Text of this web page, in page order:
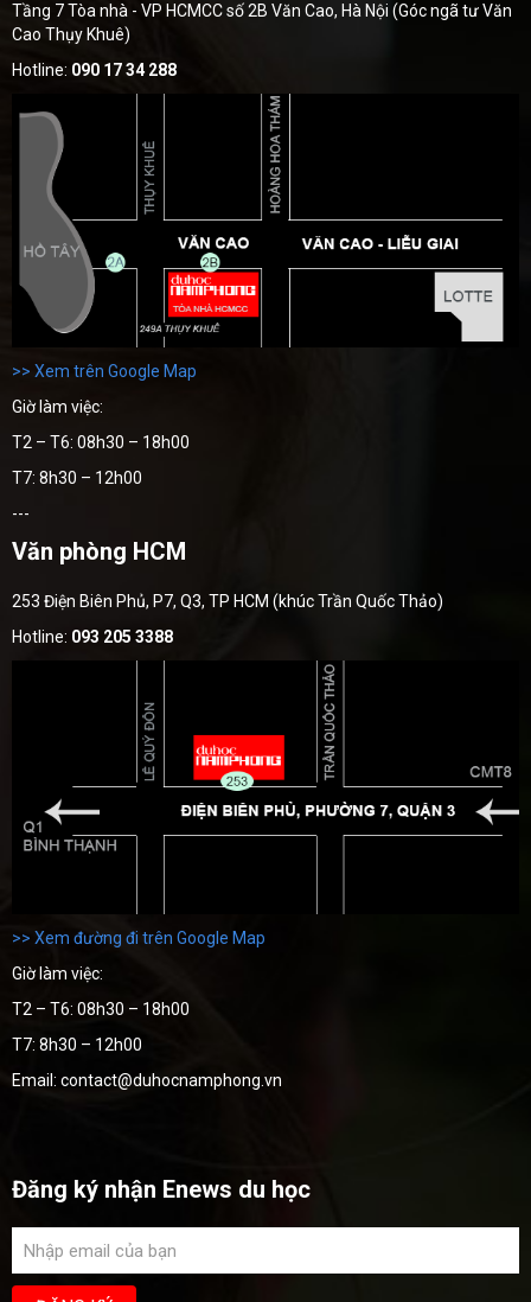
Tầng 7 Tòa nhà - VP HCMCC số 2B Văn Cao, Hà Nội (Góc ngã tư Văn
Cao Thụy Khuê)
Hotline: 090 17 34 288
>> Xem trên Google Map
Giờ làm việc:
T2 – T6: 08h30 – 18h00
T7: 8h30 – 12h00
---
Văn phòng HCM
253 Điện Biên Phủ, P7, Q3, TP HCM (khúc Trần Quốc Thảo)
Hotline: 093 205 3388
>> Xem đường đi trên Google Map
Giờ làm việc:
T2 – T6: 08h30 – 18h00
T7: 8h30 – 12h00
Email: contact@duhocnamphong.vn
Đăng ký nhận Enews du học